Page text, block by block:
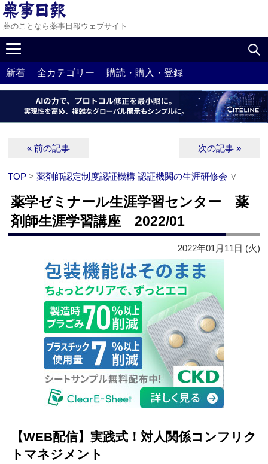
薬のことなら薬事日報ウェブサイト
新着 全カテゴリー 購読・購入・登録
« 前の記事 次の記事 »
TOP >薬剤師認定制度認証機構 認証機関の生涯研修会 ∨
薬学ゼミナール生涯学習センター 薬
剤師生涯学習講座 2022/01
2022年01月11日 (火)
【WEB配信】実践式！対人関係コンフリク
トマネジメント